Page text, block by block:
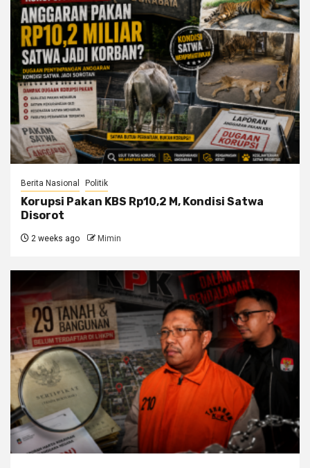
Berita Nasional Politik
Korupsi Pakan KBS Rp10,2 M, Kondisi Satwa
Disorot
2 weeks ago Mimin